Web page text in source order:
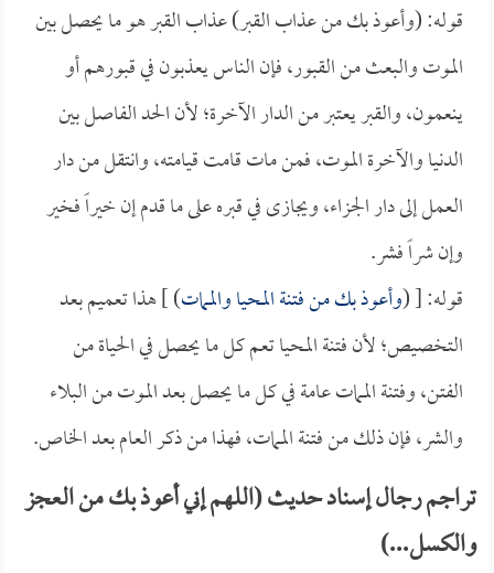
قوله: (وأعوذ بك من عذاب القبر) عذاب القبر هو ما يحصل بين
الموت والبعث من القبور، فإن الناس يعذبون في قبورهم أو
ينعمون، والقبر يعتبر من الدار الآخرة؛ لأن الحد الفاصل بين
الدنيا والآخرة الموت، فمن مات قامت قيامته، وانتقل من دار
العمل إلى دار الجزاء، ويجازى في قبره على ما قدم إن خيراً فخير
وإن شراً فشر.
قوله: [ (وأعوذ بك من فتنة المحيا والممات) ] هذا تعميم بعد
التخصيص؛ لأن فتنة المحيا تعم كل ما يحصل في الحياة من
الفتن، وفتنة الممات عامة في كل ما يحصل بعد الموت من البلاء
والشر، فإن ذلك من فتنة الممات، فهذا من ذكر العام بعد الخاص.
تراجم رجال إسناد حديث (اللهم إني أعوذ بك من العجز
والكسل...)